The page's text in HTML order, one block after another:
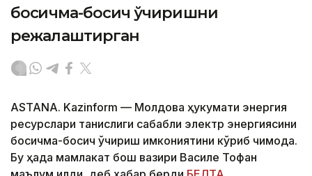
босқичма-босқич ўчиришни
режалаштирган
ASTANA. Kazinform — Молдова ҳукумати энергия
ресурслари танқислиги сабабли электр энергиясини
босқичма-босқич ўчириш имкониятини кўриб чиқмоқда.
Бу ҳақда мамлакат бош вазири Василе Тофан